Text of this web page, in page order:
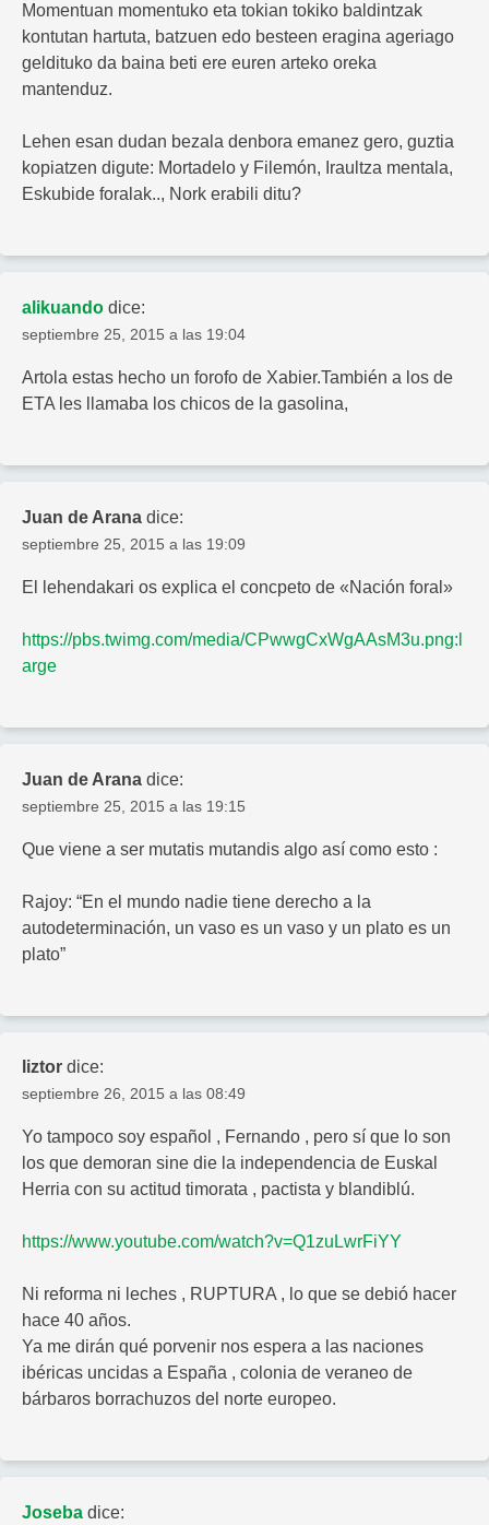
Momentuan momentuko eta tokian tokiko baldintzak
kontutan hartuta, batzuen edo besteen eragina ageriago
geldituko da baina beti ere euren arteko oreka
mantenduz.
Lehen esan dudan bezala denbora emanez gero, guztia
kopiatzen digute: Mortadelo y Filemón, Iraultza mentala,
Eskubide foralak.., Nork erabili ditu?
alikuando dice:
septiembre 25, 2015 a las 19:04
Artola estas hecho un forofo de Xabier.También a los de
ETA les llamaba los chicos de la gasolina,
Juan de Arana dice:
septiembre 25, 2015 a las 19:09
El lehendakari os explica el concpeto de «Nación foral»
https://pbs.twimg.com/media/CPwwgCxWgAAsM3u.png:l
arge
Juan de Arana dice:
septiembre 25, 2015 a las 19:15
Que viene a ser mutatis mutandis algo así como esto :
Rajoy: “En el mundo nadie tiene derecho a la
autodeterminación, un vaso es un vaso y un plato es un
plato”
liztor dice:
septiembre 26, 2015 a las 08:49
Yo tampoco soy español , Fernando , pero sí que lo son
los que demoran sine die la independencia de Euskal
Herria con su actitud timorata , pactista y blandiblú.
https://www.youtube.com/watch?v=Q1zuLwrFiYY
Ni reforma ni leches , RUPTURA , lo que se debió hacer
hace 40 años.
Ya me dirán qué porvenir nos espera a las naciones
ibéricas uncidas a España , colonia de veraneo de
bárbaros borrachuzos del norte europeo.
Joseba dice: